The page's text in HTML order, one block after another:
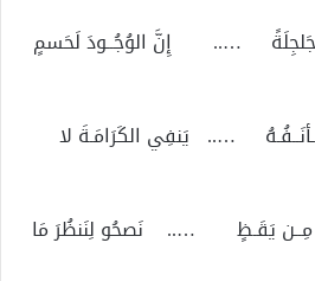
….. إِنَّ الوُجُــودَ لَحَسمٍ
نَـأنَــفُـهُ ….. يَنفِي الكَرَامَـةَ لا
مِــن يَقَـظٍ ….. نَصحُو لِنَنظُرَ مَا